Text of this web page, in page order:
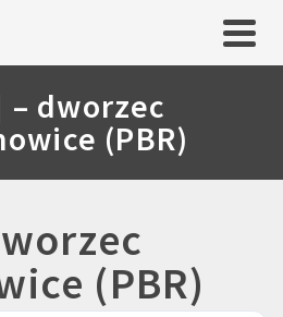
– dworzec
(PBR)
(PBR)